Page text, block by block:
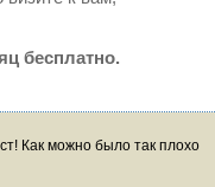
бесплатно.
Как можно было так плохо